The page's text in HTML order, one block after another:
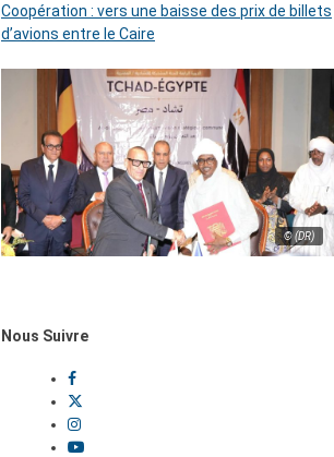
Coopération : vers une baisse des prix de billets
d’avions entre le Caire
© (DR)
Nous Suivre